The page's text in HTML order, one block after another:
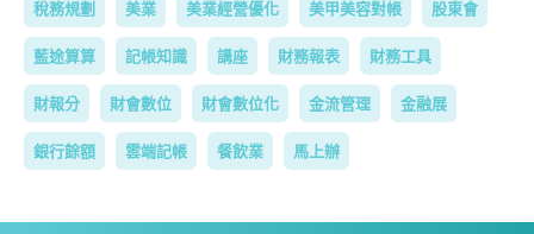
稅務規劃 美業 美業經營優化 美甲美容對帳 股東會
藍途算算 記帳知識 講座 財務報表 財務工具
財報分 財會數位 財會數位化 金流管理 金融展
銀行餘額 雲端記帳 餐飲業 馬上辦